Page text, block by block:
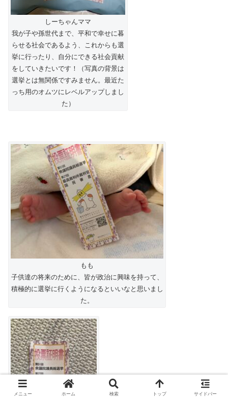
しーちゃんママ
我が子や孫世代まで、平和で幸せに暮
らせる社会であるよう、これからも選
挙に行ったり、自分にできる社会貢献
をしていきたいです！（写真の背景は
選挙とは無関係ですみません。最近た
っち用のオムツにレベルアップしまし
た）
もも
子供達の将来のために、皆が政治に興味を持って、
積極的に選挙に行くようになるといいなと思いまし
た。
メニュー ホーム 検索 トップ サイドバー